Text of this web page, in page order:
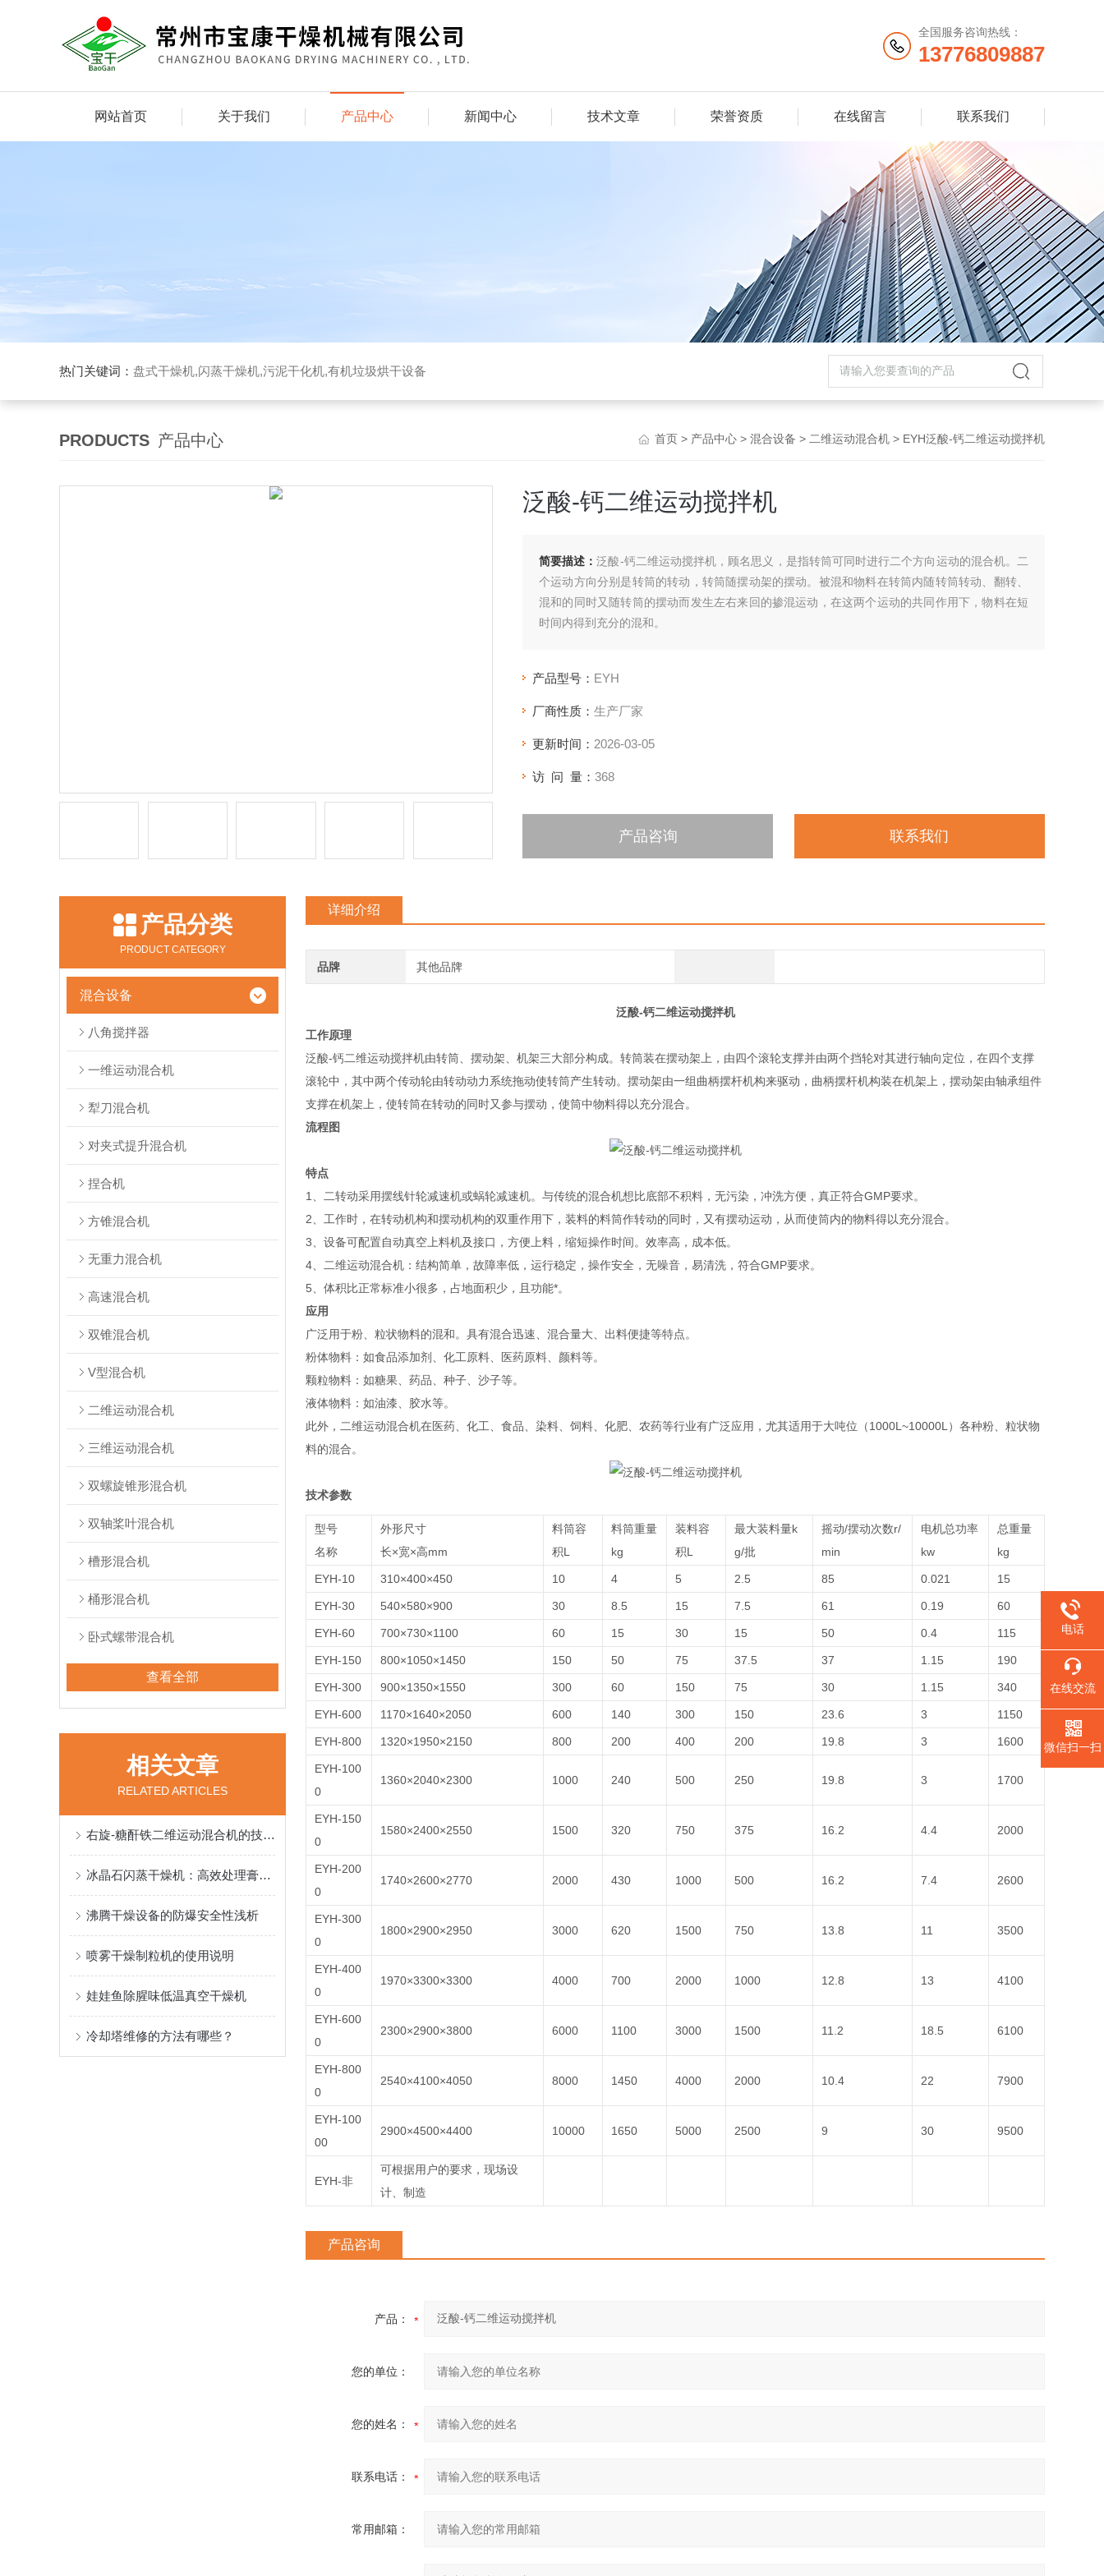
全国服务咨询热线：
13776809887
网站首页 关于我们 产品中心 新闻中心 技术文章 荣誉资质 在线留言 联系我们
热门关键词： 盘式干燥机,闪蒸干燥机,污泥干化机,有机垃圾烘干设备
PRODUCTS 产品中心 首页 > 产品中心 > 混合设备 > 二维运动混合机 > EYH泛酸-钙二维运动搅拌机
泛酸-钙二维运动搅拌机
简要描述：泛酸-钙二维运动搅拌机，顾名思义，是指转筒可同时进行二个方向运动的混合机。二
个运动方向分别是转筒的转动，转筒随摆动架的摆动。被混和物料在转筒内随转筒转动、翻转、
混和的同时又随转筒的摆动而发生左右来回的掺混运动，在这两个运动的共同作用下，物料在短
时间内得到充分的混和。
产品型号： EYH
厂商性质： 生产厂家
更新时间： 2026-03-05
访 问 量： 368
产品咨询 联系我们
产品分类
PRODUCT CATEGORY
混合设备
八角搅拌器
一维运动混合机
犁刀混合机
对夹式提升混合机
捏合机
方锥混合机
无重力混合机
高速混合机
双锥混合机
V型混合机
二维运动混合机
三维运动混合机
双螺旋锥形混合机
双轴桨叶混合机
槽形混合机
桶形混合机
卧式螺带混合机
查看全部
相关文章
RELATED ARTICLES
右旋-糖酐铁二维运动混合机的技术应用
冰晶石闪蒸干燥机：高效处理膏状物料的干燥设备
沸腾干燥设备的防爆安全性浅析
喷雾干燥制粒机的使用说明
娃娃鱼除腥味低温真空干燥机
冷却塔维修的方法有哪些？
详细介绍
品牌 其他品牌
泛酸-钙二维运动搅拌机
工作原理
泛酸-钙二维运动搅拌机由转筒、摆动架、机架三大部分构成。转筒装在摆动架上，由四个滚轮支撑并由两个挡轮对其进行轴向定位，在四个支撑
滚轮中，其中两个传动轮由转动动力系统拖动使转筒产生转动。摆动架由一组曲柄摆杆机构来驱动，曲柄摆杆机构装在机架上，摆动架由轴承组件
支撑在机架上，使转筒在转动的同时又参与摆动，使筒中物料得以充分混合。
流程图
特点
1、二转动采用摆线针轮减速机或蜗轮减速机。与传统的混合机想比底部不积料，无污染，冲洗方便，真正符合GMP要求。
2、工作时，在转动机构和摆动机构的双重作用下，装料的料筒作转动的同时，又有摆动运动，从而使筒内的物料得以充分混合。
3、设备可配置自动真空上料机及接口，方便上料，缩短操作时间。效率高，成本低。
4、二维运动混合机：结构简单，故障率低，运行稳定，操作安全，无噪音，易清洗，符合GMP要求。
5、体积比正常标准小很多，占地面积少，且功能*。
应用
广泛用于粉、粒状物料的混和。具有混合迅速、混合量大、出料便捷等特点。
‌粉体物料‌：如食品添加剂、化工原料、医药原料、颜料等‌。
‌颗粒物料‌：如糖果、药品、种子、沙子等‌。
‌液体物料‌：如油漆、胶水等‌。
此外，二维运动混合机在医药、化工、食品、染料、饲料、化肥、农药等行业有广泛应用，尤其适用于大吨位（1000L~10000L）各种粉、粒状物
料的混合‌。
技术参数
型号
名称
外形尺寸
长×宽×高mm
料筒容
积L
料筒重量
kg
装料容
积L
最大装料量k
g/批
摇动/摆动次数r/
min
电机总功率
kw
总重量
kg
EYH-10 310×400×450 10 4 5 2.5 85 0.021 15
EYH-30 540×580×900 30 8.5 15 7.5 61 0.19 60
EYH-60 700×730×1100 60 15 30 15 50 0.4 115
EYH-150 800×1050×1450 150 50 75 37.5 37 1.15 190
EYH-300 900×1350×1550 300 60 150 75 30 1.15 340
EYH-600 1170×1640×2050 600 140 300 150 23.6 3 1150
EYH-800 1320×1950×2150 800 200 400 200 19.8 3 1600
EYH-100
0
1360×2040×2300 1000 240 500 250 19.8 3 1700
EYH-150
0
1580×2400×2550 1500 320 750 375 16.2 4.4 2000
EYH-200
0
1740×2600×2770 2000 430 1000 500 16.2 7.4 2600
EYH-300
0
1800×2900×2950 3000 620 1500 750 13.8 11 3500
EYH-400
0
1970×3300×3300 4000 700 2000 1000 12.8 13 4100
EYH-600
0
2300×2900×3800 6000 1100 3000 1500 11.2 18.5 6100
EYH-800
0
2540×4100×4050 8000 1450 4000 2000 10.4 22 7900
EYH-100
00
2900×4500×4400 10000 1650 5000 2500 9 30 9500
EYH-非
可根据用户的要求，现场设
计、制造
产品咨询
产品：
您的单位：
您的姓名：
联系电话：
常用邮箱：
电话
在线交流
微信扫一扫